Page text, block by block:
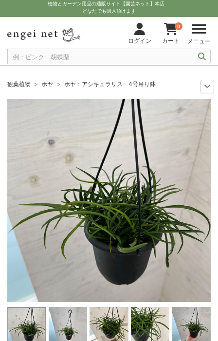
植物とガーデン用品の通販サイト【園芸ネット】本店
どなたでも購入頂けます
ログイン
0
カート メニュー
観葉植物 ホヤ
ホヤ：アシキュラリス 4号吊り鉢
観葉植物特集
ポットサイズ別 4号～5.5号
ホヤ：アシキュラリス 4号
吊り下げて楽しむ観葉植物 ホヤ：アシキュラリス 4号吊